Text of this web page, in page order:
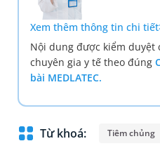
Xem thêm thông tin chi
Nội dung được kiểm duyệt
chuyên gia y tế theo đúng
bài MEDLATEC.
Từ khoá: Tiêm chủng